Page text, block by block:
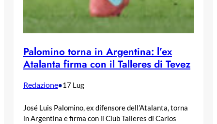
Palomino torna in Argentina: l’ex
Atalanta firma con il Talleres di Tevez
Redazione•17 Lug
José Luis Palomino, ex difensore dell’Atalanta, torna
in Argentina e firma con il Club Talleres di Carlos